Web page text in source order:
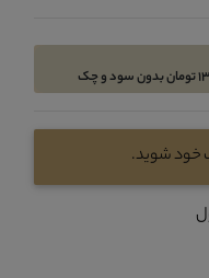
خود شوید.